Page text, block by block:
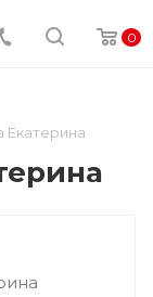
0
Екатерина